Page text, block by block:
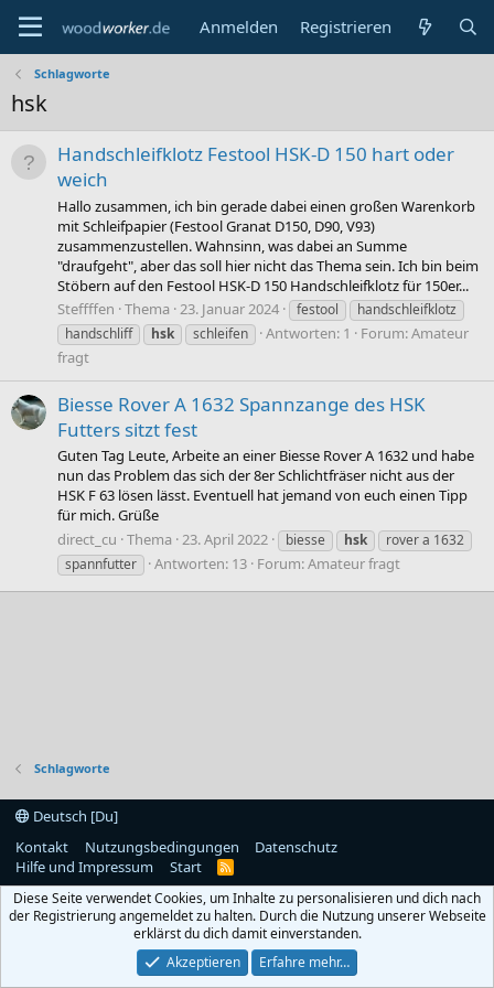
Anmelden Registrieren
Schlagworte
hsk
Handschleifklotz Festool HSK-D 150 hart oder
weich
Hallo zusammen, ich bin gerade dabei einen großen Warenkorb
mit Schleifpapier (Festool Granat D150, D90, V93)
zusammenzustellen. Wahnsinn, was dabei an Summe
"draufgeht", aber das soll hier nicht das Thema sein. Ich bin beim
Stöbern auf den Festool HSK-D 150 Handschleifklotz für 150er...
Steffffen Thema 23. Januar 2024 festool
handschleifklotz
handschliff
hsk schleifen Antworten: 1 Forum:Amateur
fragt
Biesse Rover A 1632 Spannzange des HSK
Futters sitzt fest
Guten Tag Leute, Arbeite an einer Biesse Rover A 1632 und habe
nun das Problem das sich der 8er Schlichtfräser nicht aus der
HSK F 63 lösen lässt. Eventuell hat jemand von euch einen Tipp
für mich. Grüße
direct_cu Thema 23. April 2022 biesse hsk
rover a 1632
spannfutter
Antworten: 13 Forum:Amateur fragt
Schlagworte
Deutsch [Du]
Kontakt
Nutzungsbedingungen
Datenschutz
Hilfe und Impressum
Start
R
S
Diese Seite verwendet Cookies, um Inhalte zu personalisieren und dich nach
der Registrierung angemeldet zu halten. Durch die Nutzung unserer Webseite
erklärst du dich damit einverstanden.
Akzeptieren
Erfahre mehr…